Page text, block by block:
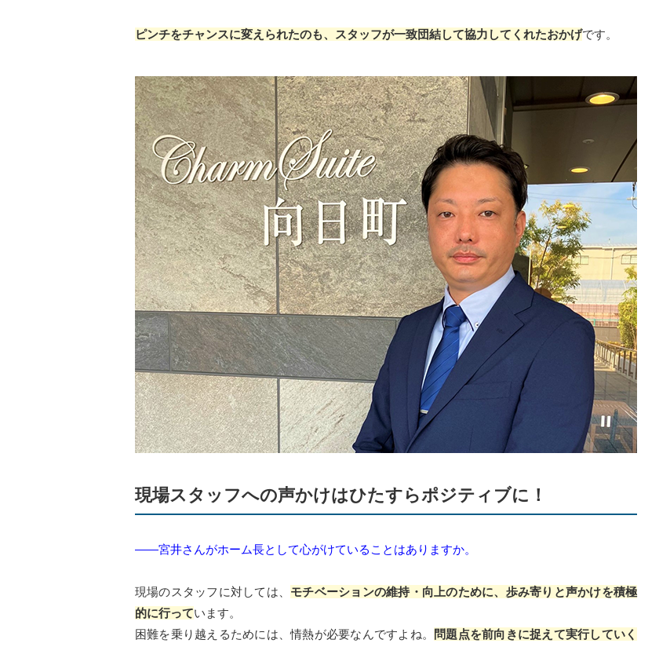
ピンチをチャンスに変えられたのも、スタッフが一致団結して協力してくれたおかげです。
現場スタッフへの声かけはひたすらポジティブに！
――宮井さんがホーム長として心がけていることはありますか。
現場のスタッフに対しては、 モチベーションの維持・向上のために、歩み寄りと声かけを積極
的に行っています。
困難を乗り越えるためには、情熱が必要なんですよね。
問題点を前向きに捉えて実行していく